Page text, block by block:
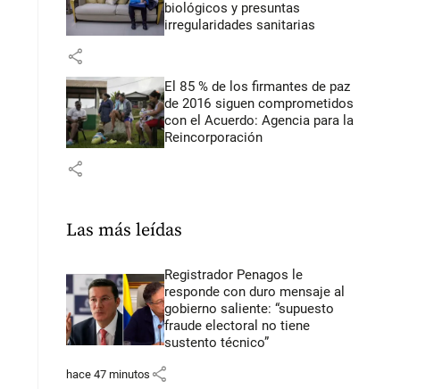
biológicos y presuntas
irregularidades sanitarias
share
El 85 % de los firmantes de paz
de 2016 siguen comprometidos
con el Acuerdo: Agencia para la
Reincorporación
share
Las más leídas
Registrador Penagos le
responde con duro mensaje al
gobierno saliente: “supuesto
fraude electoral no tiene
sustento técnico”
hace 47 minutos share